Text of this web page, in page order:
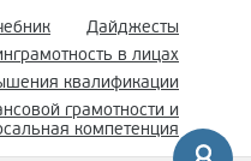
Дайджесты
в лицах
квалификации
грамотности и
компетенция